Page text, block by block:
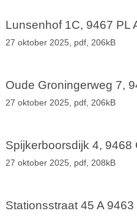
Lunsenhof 1C, 9467 PL
27 oktober 2025, pdf, 206kB
Oude Groningerweg 7,
27 oktober 2025, pdf, 206kB
Spijkerboorsdijk 4, 9468
27 oktober 2025, pdf, 208kB
Stationsstraat 45 A